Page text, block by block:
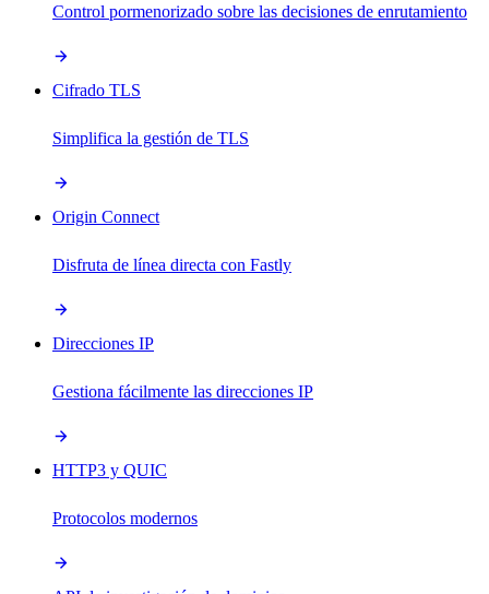
Control pormenorizado sobre las decisiones de enrutamiento
Cifrado TLS
Simplifica la gestión de TLS
Origin Connect
Disfruta de línea directa con Fastly
Direcciones IP
Gestiona fácilmente las direcciones IP
HTTP3 y QUIC
Protocolos modernos